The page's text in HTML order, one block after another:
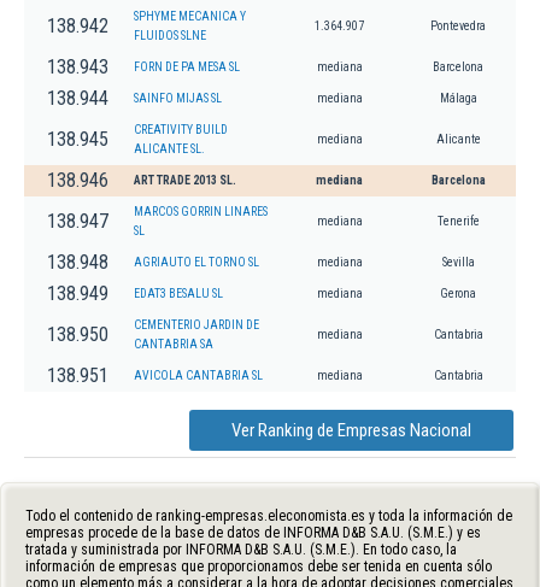
138.942
SPHYME MECANICA Y
FLUIDOS SLNE
1.364.907 Pontevedra
138.943 FORN DE PA MESA SL mediana Barcelona
138.944 SAINFO MIJAS SL mediana Málaga
138.945
CREATIVITY BUILD
ALICANTE SL.
mediana Alicante
138.946 ART TRADE 2013 SL. mediana Barcelona
138.947
MARCOS GORRIN LINARES
SL
mediana Tenerife
138.948 AGRIAUTO EL TORNO SL mediana Sevilla
138.949 EDAT3 BESALU SL mediana Gerona
138.950
CEMENTERIO JARDIN DE
CANTABRIA SA
mediana Cantabria
138.951 AVICOLA CANTABRIA SL mediana Cantabria
Ver Ranking de Empresas Nacional
Todo el contenido de ranking-empresas.eleconomista.es y toda la información de
empresas procede de la base de datos de INFORMA D&B S.A.U. (S.M.E.) y es
tratada y suministrada por INFORMA D&B S.A.U. (S.M.E.). En todo caso, la
información de empresas que proporcionamos debe ser tenida en cuenta sólo
como un elemento más a considerar a la hora de adoptar decisiones comerciales